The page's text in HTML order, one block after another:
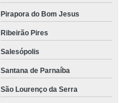
Pirapora do Bom Jesus
Ribeirão Pires
Salesópolis
Santana de Parnaíba
São Lourenço da Serra